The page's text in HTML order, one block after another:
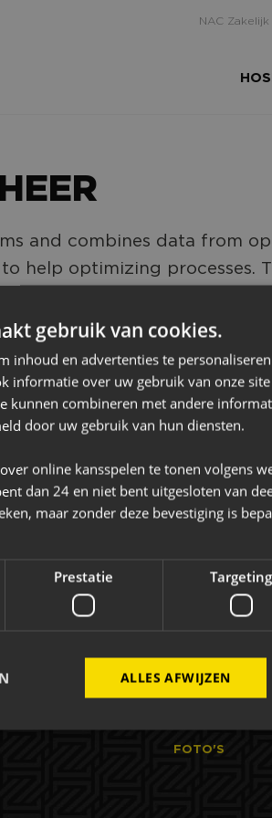
NAC Zakelijk
and combines data from
help optimizing processes.
Bekijk de website
FOTO'S
gebruik van cookies.
inhoud en advertenties te
informatie over uw gebruik van onze
kunnen combineren met andere
door uw gebruik van hun diensten.
online kansspelen te tonen volgens
dan 24 en niet bent uitgesloten van
maar zonder deze bevestiging is
Prestatie Targeting
ALLES AFWIJZEN